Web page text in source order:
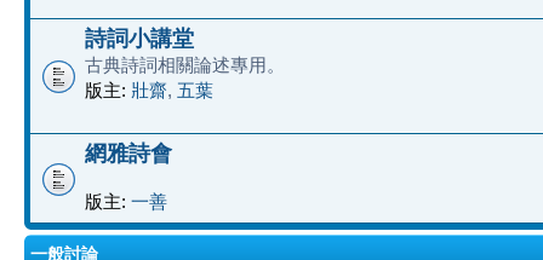
詩詞小講堂
古典詩詞相關論述專用。
版主: 壯齋, 五葉
網雅詩會
版主: 一善
一般討論